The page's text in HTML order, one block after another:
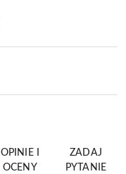
OPINIE I
OCENY
ZADAJ
PYTANIE